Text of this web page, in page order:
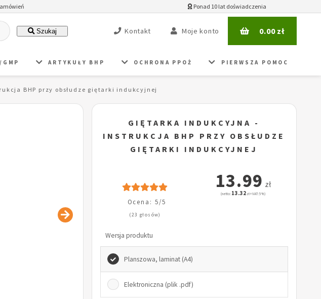
Ponad 10 lat doświadczenia
Szukaj Kontakt Moje konto 0.00zł
ARTYKUŁY BHP OCHRONA PPOŻ PIERWSZA POMOC
BHP przy obsłudze giętarki indukcyjnej
GIĘTARKA INDUKCYJNA -
INSTRUKCJA BHP PRZY OBSŁUDZE
GIĘTARKI INDUKCYJNEJ
Ocena: 5/5
(23 głosów)
13.99 zł
(netto: 13.32 zł + VAT: 5%)
Wersja produktu
Planszowa, laminat (A4)
Elektroniczna (plik .pdf)